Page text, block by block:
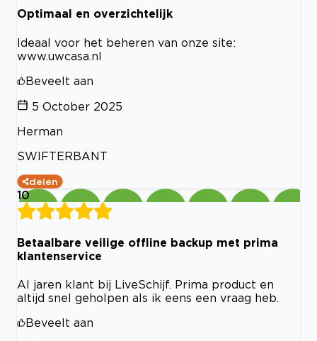
Optimaal en overzichtelijk
Ideaal voor het beheren van onze site:
www.uwcasa.nl
Beveelt aan
5 October 2025
Herman
SWIFTERBANT
delen
10
Betaalbare veilige offline backup met prima
klantenservice
Al jaren klant bij LiveSchijf. Prima product en
altijd snel geholpen als ik eens een vraag heb.
Beveelt aan